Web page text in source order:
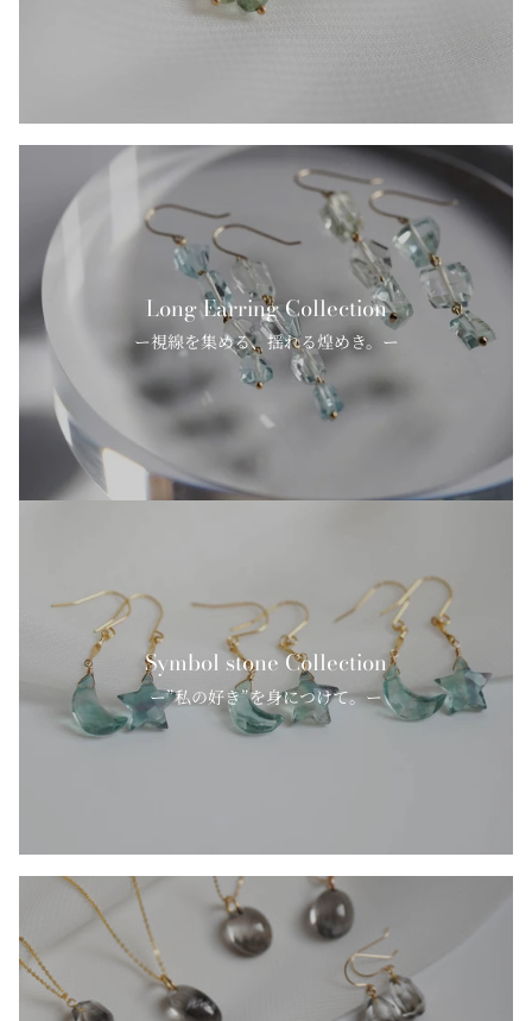
Long Earring Collection
ー視線を集める、揺れる煌めき。ー
Symbol stone Collection
ー”私の好き”を身につけて。ー